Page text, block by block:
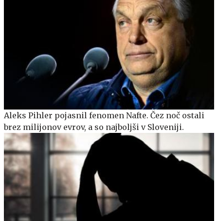
Aleks Pihler pojasnil fenomen Nafte. Čez noč ostali
brez milijonov evrov, a so najboljši v Sloveniji.